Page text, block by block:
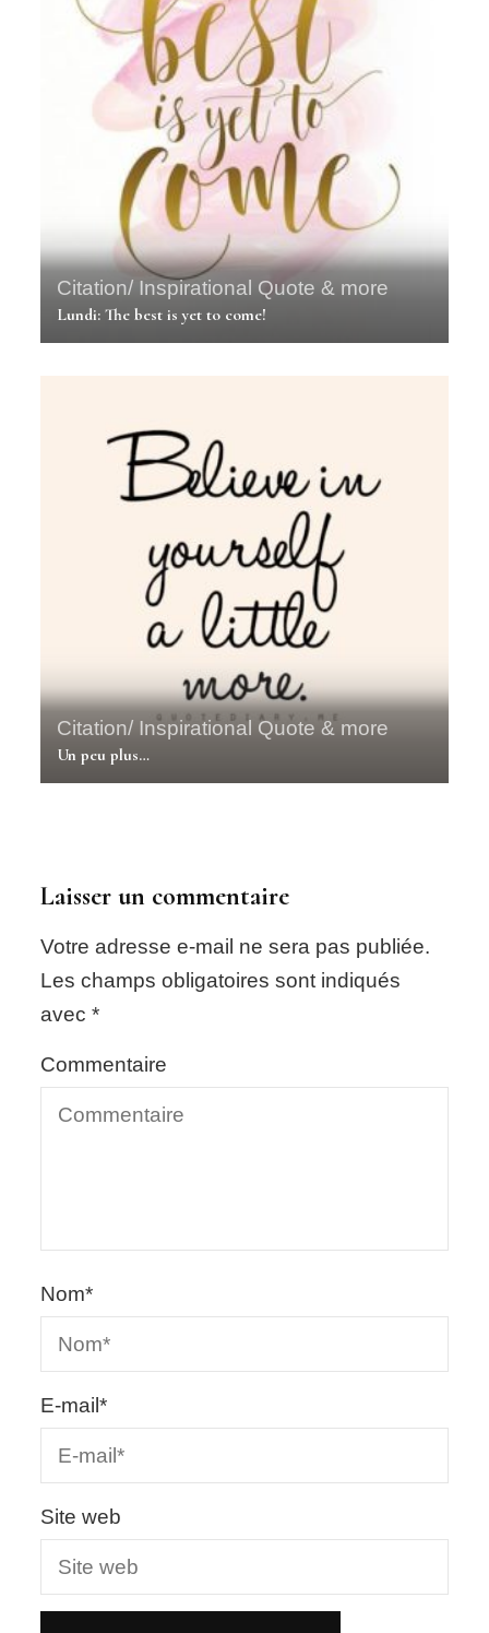
Citation/ Inspirational Quote & more
Lundi: The best is yet to come!
Citation/ Inspirational Quote & more
Un peu plus…
Laisser un commentaire
Votre adresse e-mail ne sera pas publiée.
Les champs obligatoires sont indiqués
avec*
Commentaire
Nom*
E-mail*
Site web